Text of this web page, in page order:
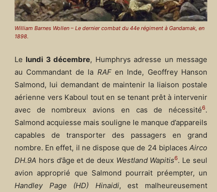
William Barnes Wollen – Le dernier combat du 44e régiment à Gandamak, en
1898.
Le lundi 3 décembre, Humphrys adresse un message
au Commandant de la RAFen Inde, Geoffrey Hanson
Salmond, lui demandant de maintenir la liaison postale
aérienne vers Kaboul tout en se tenant prêt à intervenir
avec de nombreux avions en cas de nécessité6.
Salmond acquiesse mais souligne le manque d’appareils
capables de transporter des passagers en grand
nombre. En effet, il ne dispose que de 24 biplaces Airco
DH.9A hors d’âge et de deux Westland Wapitis6. Le seul
avion approprié que Salmond pourrait préempter, un
Handley Page (HD) Hinaidi, est malheureusement